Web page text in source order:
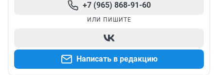
+7 (965) 868-91-60
ИЛИ ПИШИТЕ
Написать в редакцию